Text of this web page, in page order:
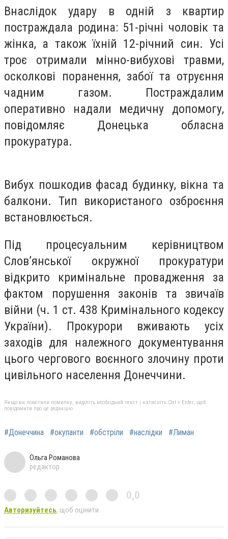
Внаслідок удару в одній з квартир
постраждала родина: 51-річні чоловік та
жінка, а також їхній 12-річний син. Усі
троє отримали мінно-вибухові травми,
осколкові поранення, забої та отруєння
чадним газом. Постраждалим
оперативно надали медичну допомогу,
повідомляє Донецька обласна
прокуратура.
Вибух пошкодив фасад будинку, вікна та
балкони. Тип використаного озброєння
встановлюється.
Під процесуальним керівництвом
Слов’янської окружної прокуратури
відкрито кримінальне провадження за
фактом порушення законів та звичаїв
війни (ч. 1 ст. 438 Кримінального кодексу
України). Прокурори вживають усіх
заходів для належного документування
цього чергового воєнного злочину проти
цивільного населення Донеччини.
Якщо ви помітили помилку, виділіть необхідний текст і натисніть Ctrl + Enter, щоб
повідомити про це редакцію
#Донеччина #окупанти #обстріли #наслідки #Лиман
Ольга Романова
редактор
0,0
Авторизуйтесь, щоб оцінити